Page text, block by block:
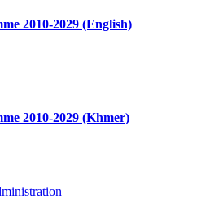
2010-2029 (English)
2010-2029 (Khmer)